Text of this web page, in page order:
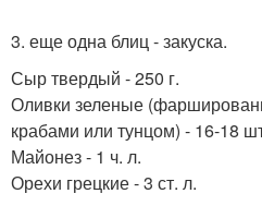
3. еще одна блиц - закуска.
Сыр твердый - 250 г.
Оливки зеленые
крабами или тунцом) - 16-18
Майонез - 1 ч. л.
Орехи грецкие - 3 ст. л.